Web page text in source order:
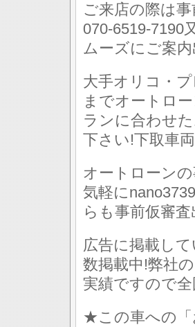
ご来店の際は
070-6519-7190
ムーズにご案
大手オリコ・
までオートロ
ランに合わせ
下さい!下取車
オートローン
気軽に
らも事前仮審
広告に掲載し
数掲載中!弊社
実績ですので
★この車への「